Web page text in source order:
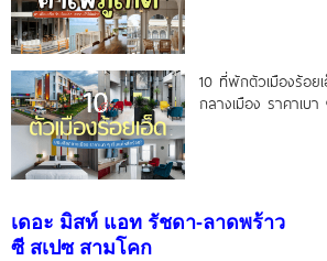
10 ที่พักตัวเมืองร้อย
กลางเมือง ราคาเบ
เดอะ มิสท์ แอท รัชดา-ลาดพร้าว
ซี สเปซ สามโคก